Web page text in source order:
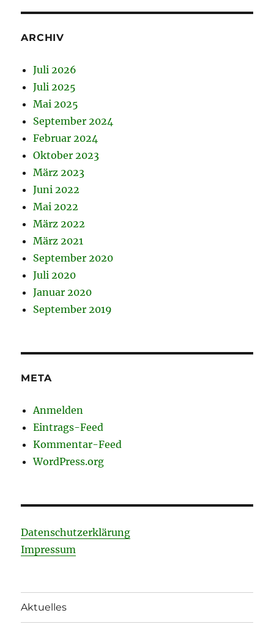
ARCHIV
Juli 2026
Juli 2025
Mai 2025
September 2024
Februar 2024
Oktober 2023
März 2023
Juni 2022
Mai 2022
März 2022
März 2021
September 2020
Juli 2020
Januar 2020
September 2019
META
Anmelden
Eintrags-Feed
Kommentar-Feed
WordPress.org
Datenschutzerklärung
Impressum
Aktuelles